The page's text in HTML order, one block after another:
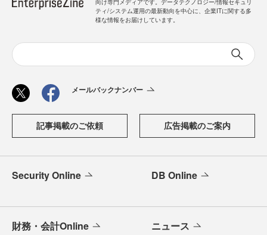
ティ/システム運用の最新動向を中心に、企業ITに関する多
様な情報をお届けしています。
メールバックナンバー
記事掲載のご依頼 広告掲載のご案内
Security Online DB Online
財務・会計Online ニュース